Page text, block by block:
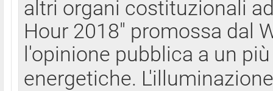
altri organi costituzionali
Hour 2018" promossa dal
l'opinione pubblica a un
energetiche.